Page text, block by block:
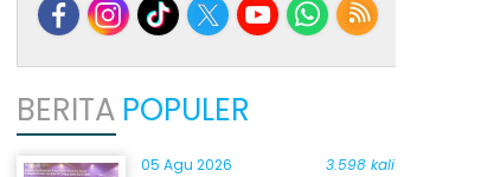
BERITA POPULER
05 Agu 2026 3.598 kali